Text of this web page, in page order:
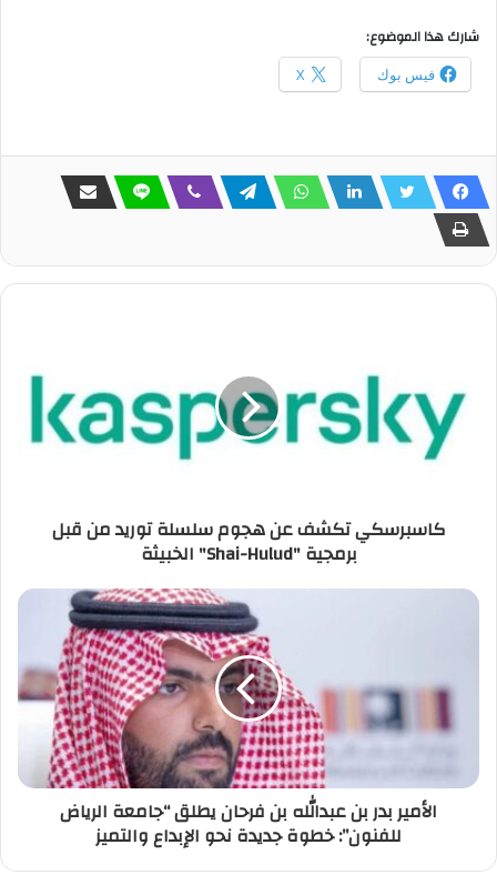
شارك هذا الموضوع:
فيس بوك X
كاسبرسكي تكشف عن هجوم سلسلة توريد من قبل
برمجية "Shai-Hulud" الخبيثة
الأمير بدر بن عبدالله بن فرحان يطلق “جامعة الرياض
للفنون”: خطوة جديدة نحو الإبداع والتميز